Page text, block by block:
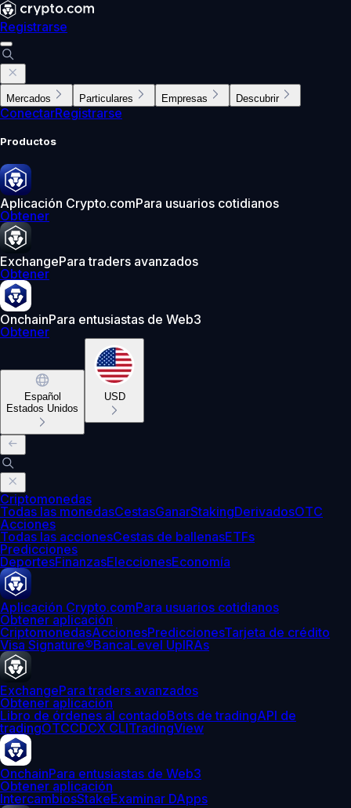
Registrarse
Mercados Particulares Empresas Descubrir
ConectarRegistrarse
Productos
Aplicación Crypto.comPara usuarios cotidianos
Obtener
ExchangePara traders avanzados
Obtener
OnchainPara entusiastas de Web3
Obtener
Español
Estados Unidos
USD
Criptomonedas
Todas las monedasCestasGanarStakingDerivadosOTC
Acciones
Todas las accionesCestas de ballenasETFs
Predicciones
DeportesFinanzasEleccionesEconomía
Aplicación Crypto.comPara usuarios cotidianos
Obtener aplicación
CriptomonedasAccionesPrediccionesTarjeta de crédito
Visa Signature®BancaLevel UpIRAs
ExchangePara traders avanzados
Obtener aplicación
Libro de órdenes al contadoBots de tradingAPI de
tradingOTCCDCX CLITradingView
OnchainPara entusiastas de Web3
Obtener aplicación
IntercambiosStakeExaminar DApps